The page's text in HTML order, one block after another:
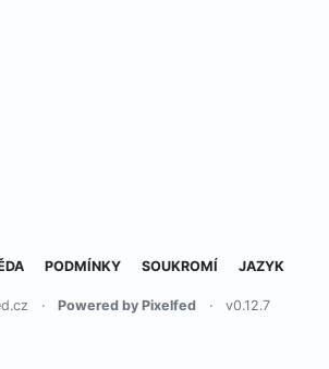
PODMÍNKY SOUKROMÍ JAZYK
· Powered by Pixelfed · v0.12.7